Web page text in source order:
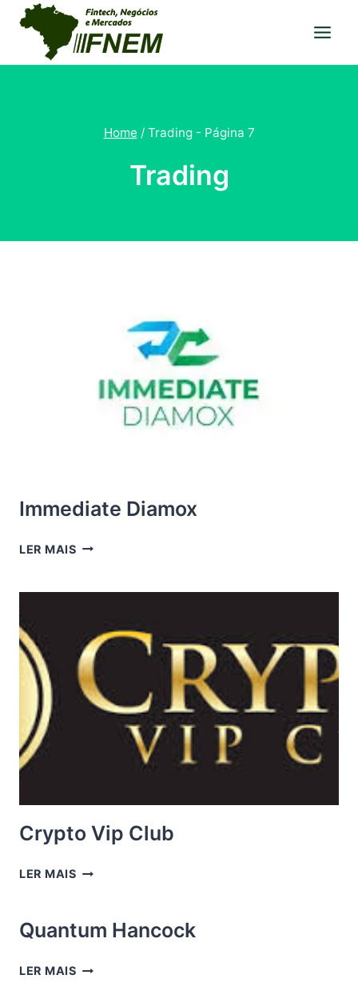
Pular
para
Home / Trading- Página 7
Trading
Immediate Diamox
LER MAISIMMEDIATE
Crypto Vip Club
LER MAISCRYPTO
Quantum Hancock
LER MAISQUANTUM